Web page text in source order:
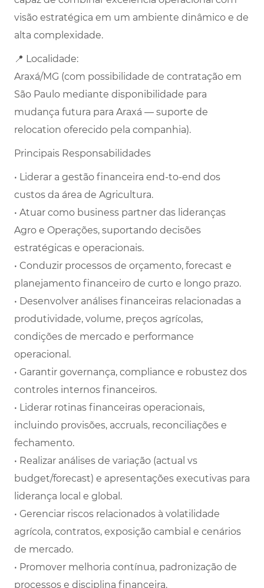
visão estratégica em um ambiente dinâmico e de
alta complexidade.
📍 Localidade:
Araxá/MG (com possibilidade de contratação em
São Paulo mediante disponibilidade para
mudança futura para Araxá — suporte de
relocation oferecido pela companhia).
Principais Responsabilidades
• Liderar a gestão financeira end-to-end dos
custos da área de Agricultura.
• Atuar como business partner das lideranças
Agro e Operações, suportando decisões
estratégicas e operacionais.
• Conduzir processos de orçamento, forecast e
planejamento financeiro de curto e longo prazo.
• Desenvolver análises financeiras relacionadas a
produtividade, volume, preços agrícolas,
condições de mercado e performance
operacional.
• Garantir governança, compliance e robustez dos
controles internos financeiros.
• Liderar rotinas financeiras operacionais,
incluindo provisões, accruals, reconciliações e
fechamento.
• Realizar análises de variação (actual vs
budget/forecast) e apresentações executivas para
liderança local e global.
• Gerenciar riscos relacionados à volatilidade
agrícola, contratos, exposição cambial e cenários
de mercado.
• Promover melhoria contínua, padronização de
processos e disciplina financeira.